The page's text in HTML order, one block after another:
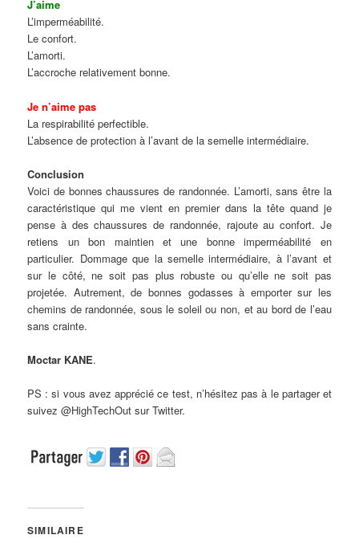
J’aime
L’imperméabilité.
Le confort.
L’amorti.
L’accroche relativement bonne.
Je n’aime pas
La respirabilité perfectible.
L’absence de protection à l’avant de la semelle intermédiaire.
Conclusion
Voici de bonnes chaussures de randonnée. L’amorti, sans être la
caractéristique qui me vient en premier dans la tête quand je
pense à des chaussures de randonnée, rajoute au confort. Je
retiens un bon maintien et une bonne imperméabilité en
particulier. Dommage que la semelle intermédiaire, à l’avant et
sur le côté, ne soit pas plus robuste ou qu’elle ne soit pas
projetée. Autrement, de bonnes godasses à emporter sur les
chemins de randonnée, sous le soleil ou non, et au bord de l’eau
sans crainte.
Moctar KANE.
PS : si vous avez apprécié ce test, n’hésitez pas à le partager et
suivez @HighTechOut sur Twitter.
SIMILAIRE